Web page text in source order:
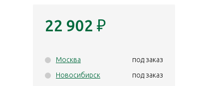
22 902 ₽
Москва
под заказ
Новосибирск
под заказ